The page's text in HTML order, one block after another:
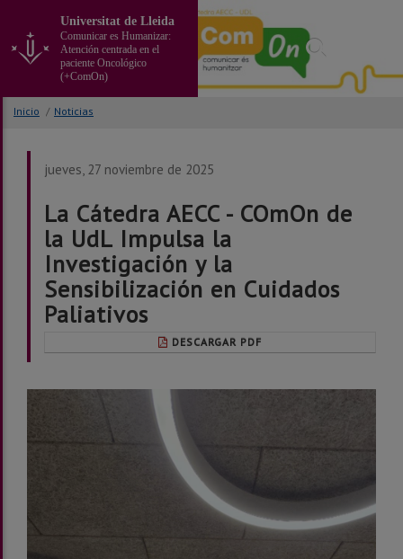
contenido
principal
la
página
Universitat de Lleida
Comunicar es Humanizar:
Atención centrada en el
paciente Oncológico
(+ComOn)
Inicio / Noticias
jueves, 27 noviembre de 2025
La Cátedra AECC - COmOn de
la UdL Impulsa la
Investigación y la
Sensibilización en Cuidados
Paliativos
DESCARGAR PDF